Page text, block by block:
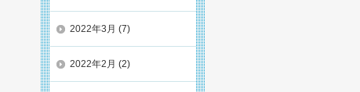
2022年3月 (7)
2022年2月 (2)